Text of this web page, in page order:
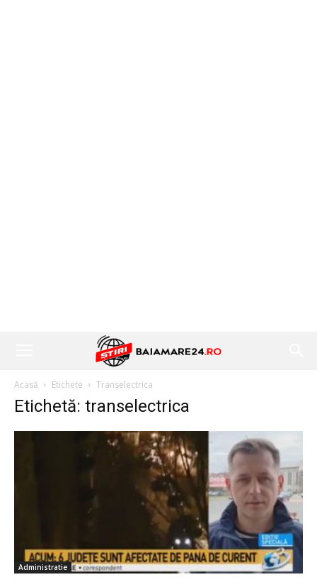
Acasă Etichete Transelectrica
Etichetă: transelectrica
Administratie